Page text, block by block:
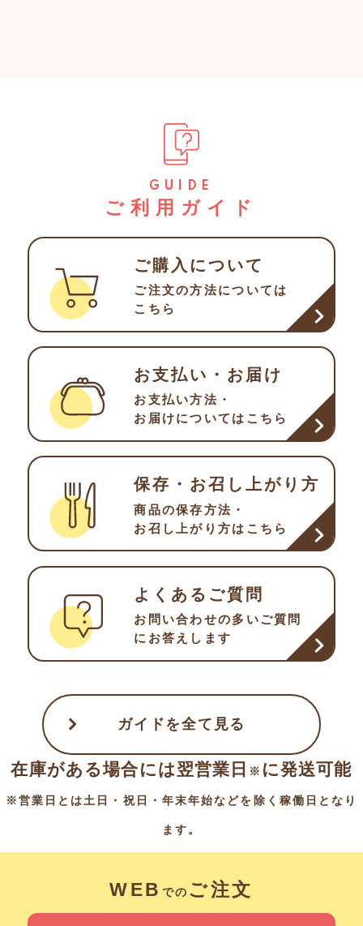
GUIDE
ご利用ガイド
ご購入について
ご注文の方法について は
こちら
お支払い・お届け
お支払い方法・
お届けについてはこちら
保存・お召し上がり方
商品の保存方法・
お召し
上がり方はこちら
よくあるご質問
お問い合わせの多いご質問
にお答えします
ガイドを全て見る
在庫がある場合には翌営業日 ※ に発送可能
※営業日とは土日・祝日・年末年始などを除く稼働日となり
ます。
WEB での ご注文